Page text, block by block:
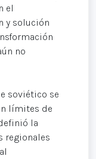
el
y solución
no
soviético se
límites de
la
regionales